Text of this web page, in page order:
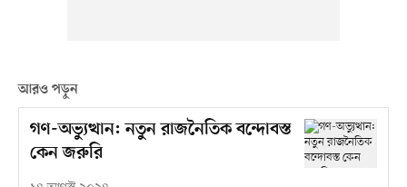
আরও পড়ুন
গণ-অভ্যুত্থান: নতুন রাজনৈতিক বন্দোবস্ত
কেন জরুরি